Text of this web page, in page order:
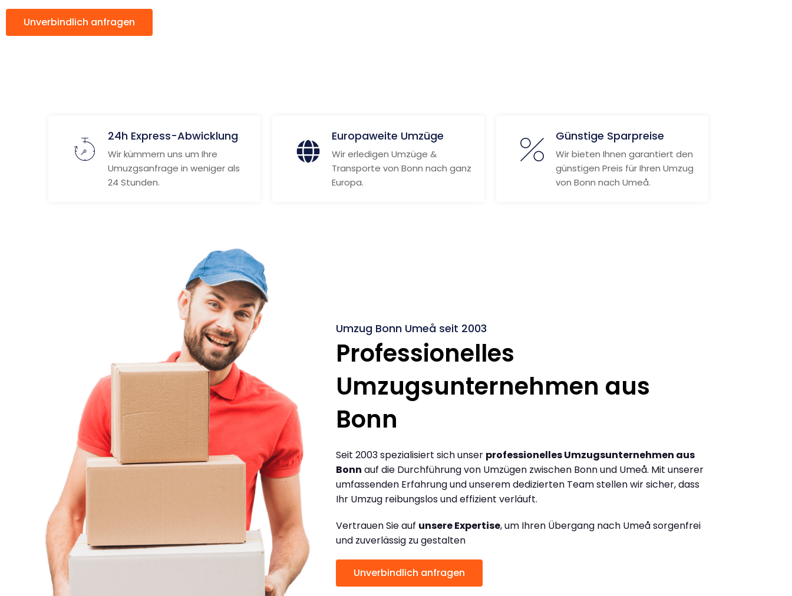
Unverbindlich anfragen
24h Express-Abwicklung
Wir kümmern uns um Ihre
Umuzgsanfrage in weniger als
24 Stunden.
Europaweite Umzüge
Wir erledigen Umzüge &
Transporte von Bonn nach ganz
Europa.
Günstige Sparpreise
Wir bieten Ihnen garantiert den
günstigen Preis für Ihren Umzug
von Bonn nach Umeå.
Umzug Bonn Umeå seit 2003
Professionelles
Umzugsunternehmen aus
Bonn
Seit 2003 spezialisiert sich unser professionelles Umzugsunternehmen aus
Bonn auf die Durchführung von Umzügen zwischen Bonn und Umeå. Mit unserer
umfassenden Erfahrung und unserem dedizierten Team stellen wir sicher, dass
Ihr Umzug reibungslos und effizient verläuft.
Vertrauen Sie auf unsere Expertise, um Ihren Übergang nach Umeå sorgenfrei
und zuverlässig zu gestalten
Unverbindlich anfragen